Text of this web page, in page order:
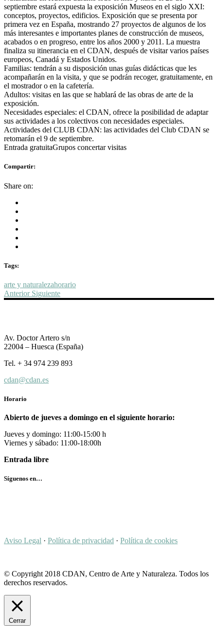
septiembre estará expuesta la exposición Museos en el siglo XXI:
conceptos, proyectos, edificios. Exposición que se presenta por
primera vez en España, mostrando 27 proyectos de algunos de los
más interesantes e importantes planes de construcción de museos,
acabados o en progreso, entre los años 2000 y 2011. La muestra
finaliza su itinerancia en el CDAN, después de visitar varios países
europeos, Canadá y Estados Unidos.
Familias: tendrán a su disposición unas guías didácticas que les
acompañarán en la visita, y que se podrán recoger, gratuitamente, en
el mostrador o en la cafetería.
Adultos: visitas en las que se hablará de las obras de arte de la
exposición.
Necesidades especiales: el CDAN, ofrece la posibilidad de adaptar
sus actividades a los colectivos con necesidades especiales.
Actividades del CLUB CDAN: las actividades del Club CDAN se
retomarán el 9 de septiembre.
Entrada gratuitaGrupos concertar visitas
Compartir:
Share on:
Tags:
arte y naturalezahorario
Anterior Siguiente
Av. Doctor Artero s/n
22004 – Huesca (España)
Tel. + 34 974 239 893
cdan@cdan.es
Horario
Abierto de jueves a domingo en el siguiente horario:
Jueves y domingo: 11:00-15:00 h
Viernes y sábado: 11:00-18:00h
Entrada libre
Síguenos en…
Aviso Legal · Política de privacidad · Política de cookies
© Copyright 2018 CDAN, Centro de Arte y Naturaleza. Todos los
derechos reservados.
Cerrar